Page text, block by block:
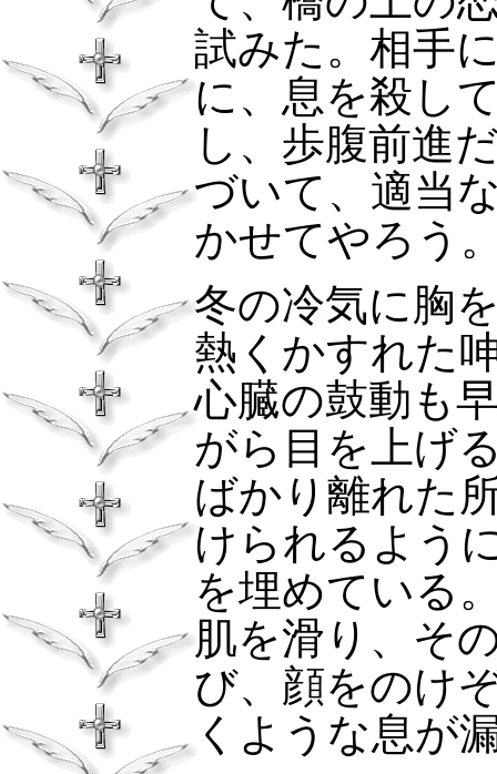
試みた。相手
に、息を殺し
し、歩腹前進
づいて、適当
かせてやろう
冬の冷気に胸
熱くかすれた
心臓の鼓動も
がら目を上げ
ばかり離れた
けられるよう
を埋めている
肌を滑り、そ
び、顔をのけ
くような息が